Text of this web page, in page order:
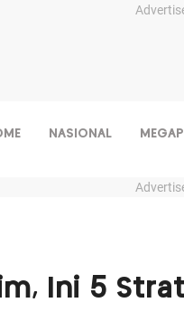
NASIONAL
Ini 5